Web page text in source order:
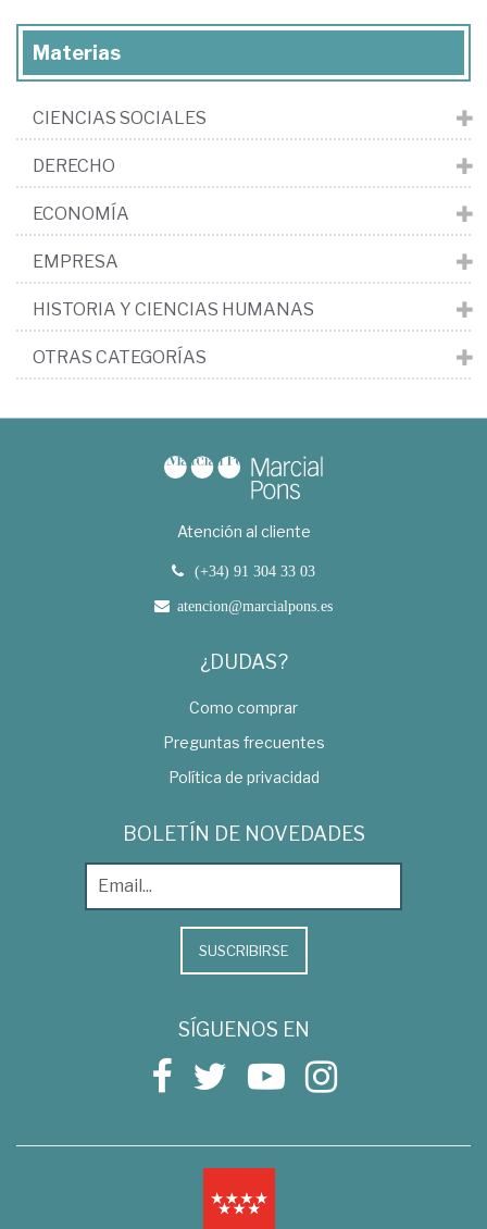
Materias
CIENCIAS SOCIALES
DERECHO
ECONOMÍA
EMPRESA
HISTORIA Y CIENCIAS HUMANAS
OTRAS CATEGORÍAS
Atención al cliente
(+34) 91 304 33 03
atencion@marcialpons.es
¿DUDAS?
Como comprar
Preguntas frecuentes
Política de privacidad
BOLETÍN DE NOVEDADES
SUSCRIBIRSE
SÍGUENOS EN